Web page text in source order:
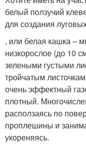
белый ползучий
для создания
, или белая кашка –
низкорослое (до 10
зелеными густыми
тройчатым
очень эффектный
плотный.
расползаясь по
проплешины и
укореняясь.